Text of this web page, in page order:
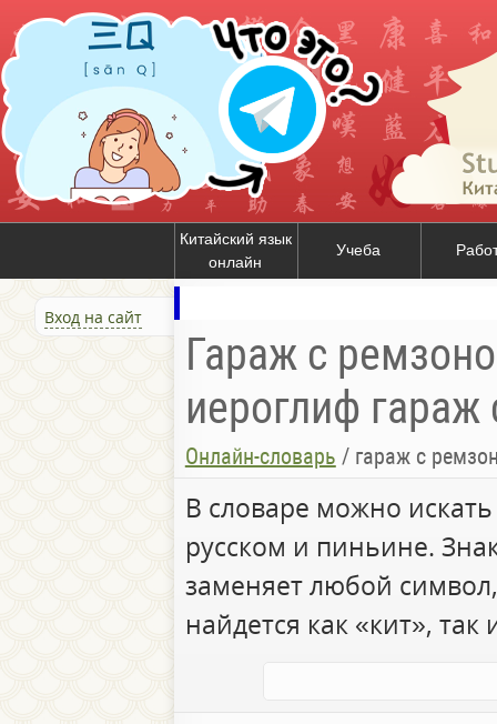
Китайский язык
онлайн
Учеба
Вход на сайт
Гараж с
иероглиф
Онлайн-словарь / гараж с
В словаре можно
русском и пиньине.
заменяет любой
найдется как «кит», так